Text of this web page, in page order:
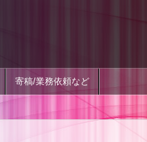
寄稿/業務依頼など